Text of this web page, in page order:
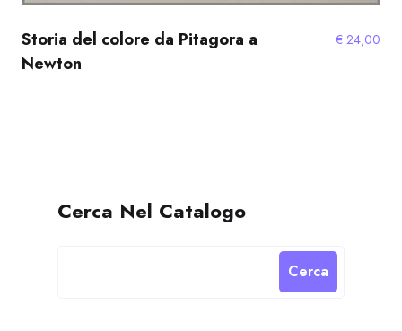
Storia del colore da Pitagora a
Newton
€ 24,00
Cerca Nel Catalogo
Cerca